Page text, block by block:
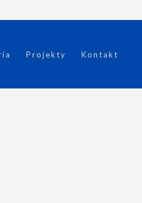
Projekty Kontakt